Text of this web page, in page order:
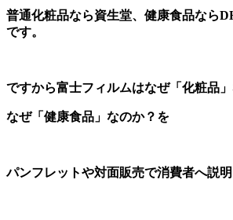
普通化粧品なら資生堂、健康食品なら
です。
ですから富士フィルムはなぜ「化粧品
なぜ「健康食品」なのか？を
パンフレットや対面販売で消費者へ説明